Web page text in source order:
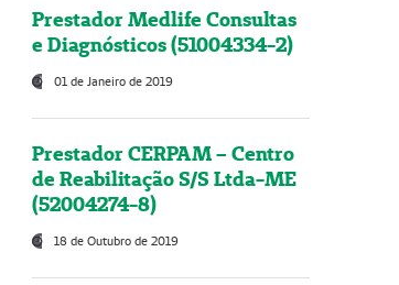
Prestador Medlife Consultas
e Diagnósticos (51004334-2)
01 de Janeiro de 2019
Prestador CERPAM – Centro
de Reabilitação S/S Ltda-ME
(52004274-8)
18 de Outubro de 2019